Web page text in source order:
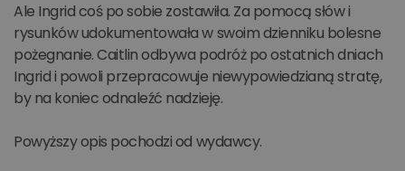
Ale Ingrid coś po sobie zostawiła. Za pomocą słów i
rysunków udokumentowała w swoim dzienniku bolesne
pożegnanie. Caitlin odbywa podróż po ostatnich dniach
Ingrid i powoli przepracowuje niewypowiedzianą stratę,
by na koniec odnaleźć nadzieję.
Powyższy opis pochodzi od wydawcy.